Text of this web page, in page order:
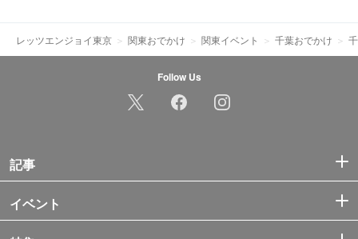
レッツエンジョイ東京 関東おでかけ 関東イベント 千葉おでかけ
Follow Us
記事
イベント